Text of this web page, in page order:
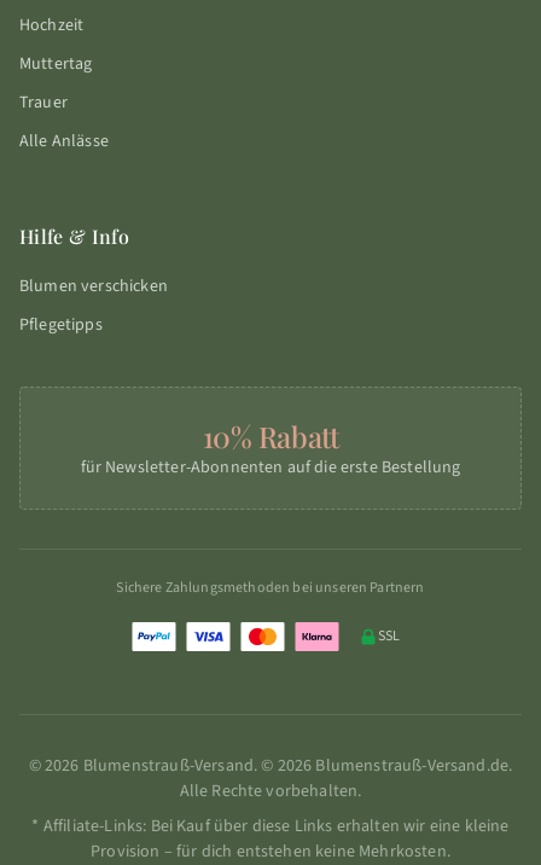
Hochzeit
Muttertag
Trauer
Alle Anlässe
Hilfe & Info
Blumen verschicken
Pflegetipps
10% Rabatt
für Newsletter-Abonnenten auf die erste Bestellung
Sichere Zahlungsmethoden bei unseren Partnern
SSL
© 2026 Blumenstrauß-Versand. © 2026 Blumenstrauß-Versand.de.
Alle Rechte vorbehalten.
* Affiliate-Links: Bei Kauf über diese Links erhalten wir eine kleine
Provision – für dich entstehen keine Mehrkosten.